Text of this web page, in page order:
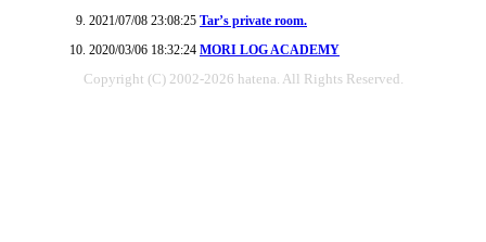
2021/07/08 23:08:25 Tar’s private room.
2020/03/06 18:32:24 MORI LOG ACADEMY
Copyright (C) 2002-2026 hatena. All Rights Reserved.